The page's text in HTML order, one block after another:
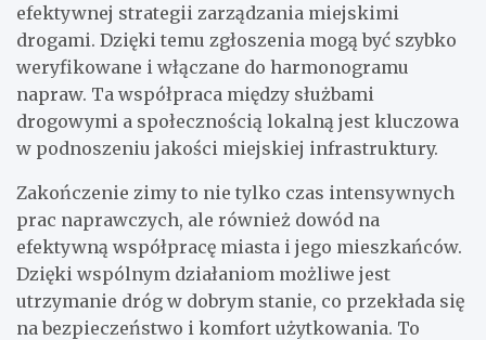
efektywnej strategii zarządzania miejskimi
drogami. Dzięki temu zgłoszenia mogą być szybko
weryfikowane i włączane do harmonogramu
napraw. Ta współpraca między służbami
drogowymi a społecznością lokalną jest kluczowa
w podnoszeniu jakości miejskiej infrastruktury.
Zakończenie zimy to nie tylko czas intensywnych
prac naprawczych, ale również dowód na
efektywną współpracę miasta i jego mieszkańców.
Dzięki wspólnym działaniom możliwe jest
utrzymanie dróg w dobrym stanie, co przekłada się
na bezpieczeństwo i komfort użytkowania. To